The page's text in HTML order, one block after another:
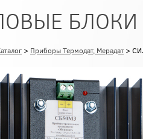
> Приборы Термодат, Мерадат >